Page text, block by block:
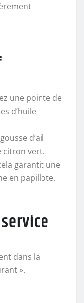
une pointe de
d’huile
d’ail
citron vert.
garantit une
en papillote.
dans la
».